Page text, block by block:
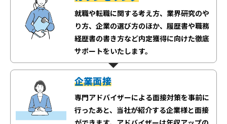
就職や転職に関する考え方、業界研究のや
り方、企業の選び方のほか、履歴書や職務
経歴書の書き方など内定獲得に向けた徹底
サポートをいたします。
企業面接
専門アドバイザーによる面接対策を事前に
行ったあと、当社が紹介する企業様と面接